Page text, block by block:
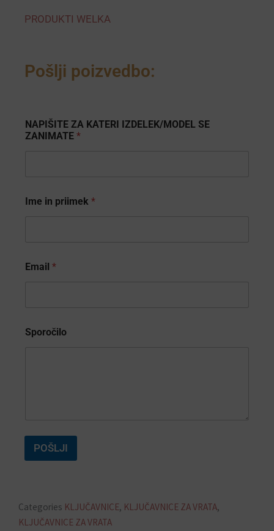
PRODUKTI WELKA
Pošlji poizvedbo:
A
N
E
K
I
I
NAPIŠITE ZA KATERI IZDELEK/MODEL SE
ZANIMATE *
Ime in priimek *
Email *
Sporočilo
POŠLJI
Categories KLJUČAVNICE, KLJUČAVNICE ZA VRATA,
KLJUČAVNICE ZA VRATA